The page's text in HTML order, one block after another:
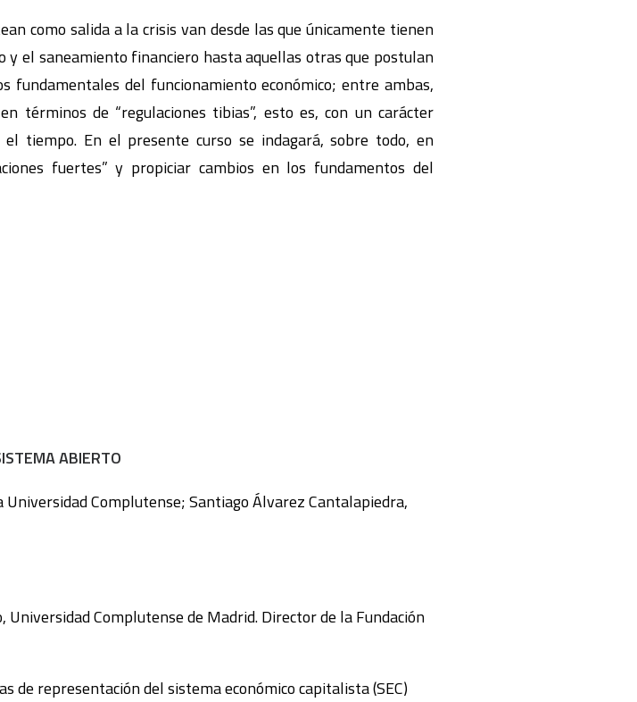
como salida a la crisis van desde las que únicamente tienen
y el saneamiento financiero hasta aquellas otras que postulan
fundamentales del funcionamiento económico; entre ambas,
términos de “regulaciones tibias”, esto es, con un carácter
tiempo. En el presente curso se indagará, sobre todo, en
fuertes” y propiciar cambios en los fundamentos del
ABIERTO
Complutense; Santiago Álvarez Cantalapiedra,
Complutense de Madrid. Director de la Fundación
de representación del sistema económico capitalista (SEC)